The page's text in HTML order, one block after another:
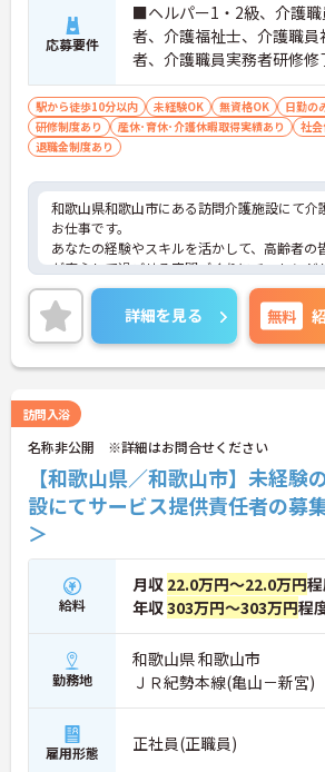
応募要件
■ヘルパー1・2級、介護職
者、介護福祉士、介護職員
者、介護職員実務者研修修
の資格 ■普通自動車運転
必須 ■未経験の方OK
駅から徒歩10分以内 未経験OK 無資格OK 日勤の
研修制度あり
産休･育休･介護休暇取得実績あり 社
退職金制度あり
和歌山県和歌山市にある訪問介護施設にて介
お仕事です。
あなたの経験やスキルを活かして、高齢者の
が安心して過ごせる空間づくりにチャレンジ
ませんか？
ご興味ある方には、面接対策ポイントなど、
詳細をお話しいたしますのでお気軽にご相談
い。
詳細を見る 無料
訪問入浴
名称非公開 ※詳細はお問合せください
【和歌山県／和歌山市】未経
設にてサービス提供責任者の募
＞
給料
月収 22.0万円～22.0万円
年収303万円～303万円程
勤務地
和歌山県 和歌山市
ＪＲ紀勢本線(亀山－新宮)
雇用形態 正社員(正職員)